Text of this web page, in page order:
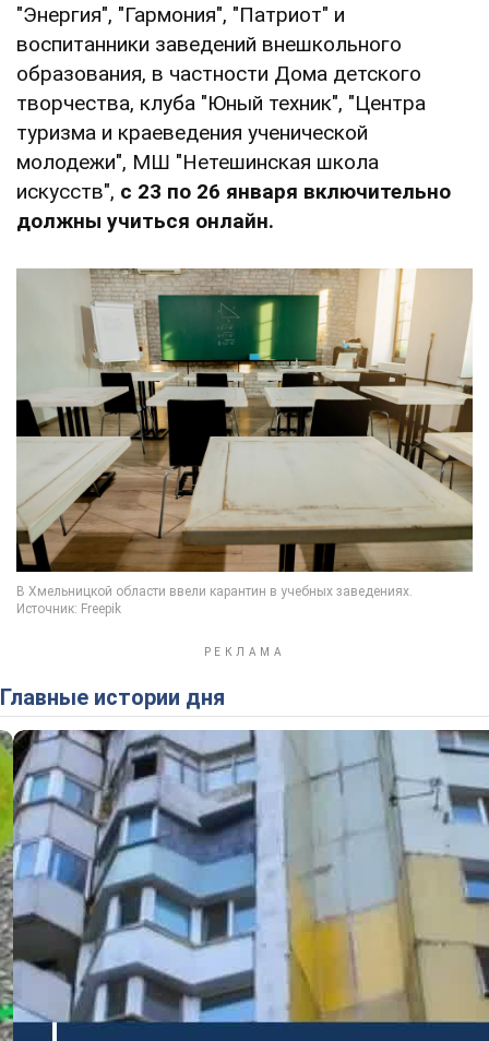
"Энергия", "Гармония", "Патриот" и
воспитанники заведений внешкольного
образования, в частности Дома детского
творчества, клуба "Юный техник", "Центра
туризма и краеведения ученической
молодежи", МШ "Нетешинская школа
искусств", с 23 по 26 января включительно
должны учиться онлайн.
Главные истории дня